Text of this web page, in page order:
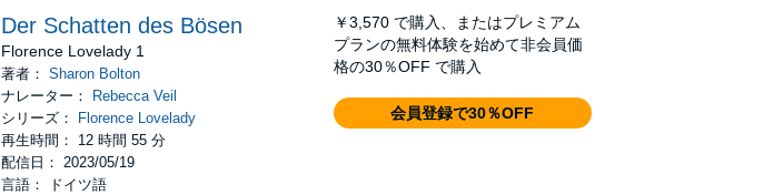
Der Schatten des Bösen
Florence Lovelady 1
著者：Sharon Bolton
ナレーター：
Rebecca Veil
シリーズ：
Florence Lovelady
再生時間： 12 時間 55 分
配信日： 2023/05/19
言語： ドイツ語
￥3,570 で購入、またはプレミアム
プランの無料体験を始めて非会員価
格の30％OFF で購入
会員登録で30％OFF